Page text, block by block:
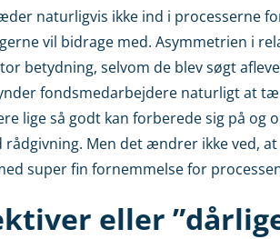
naturligvis ikke ind i processerne
vil bidrage med. Asymmetrien i
betydning, selvom de blev søgt
fondsmedarbejdere naturligt at
lige så godt kan forberede sig på
Men det ændrer ikke ved,
super fin fornemmelse for
eller